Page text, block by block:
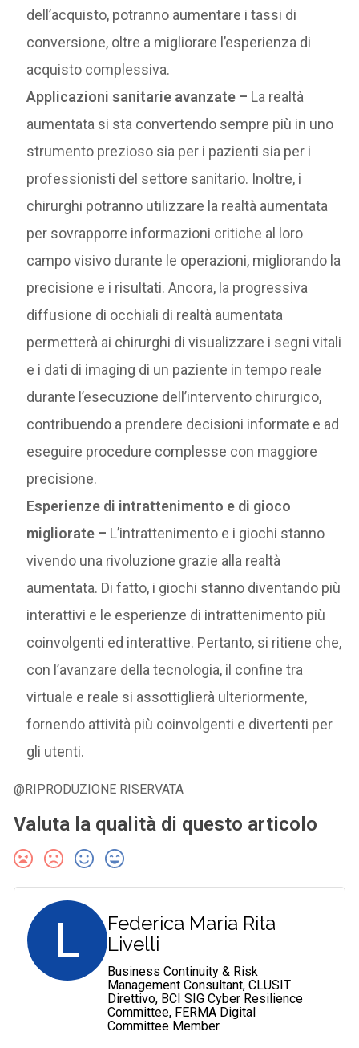
dell’acquisto, potranno aumentare i tassi di
conversione, oltre a migliorare l’esperienza di
acquisto complessiva.
Applicazioni sanitarie avanzate – La realtà
aumentata si sta convertendo sempre più in uno
strumento prezioso sia per i pazienti sia per i
professionisti del settore sanitario. Inoltre, i
chirurghi potranno utilizzare la realtà aumentata
per sovrapporre informazioni critiche al loro
campo visivo durante le operazioni, migliorando la
precisione e i risultati. Ancora, la progressiva
diffusione di occhiali di realtà aumentata
permetterà ai chirurghi di visualizzare i segni vitali
e i dati di imaging di un paziente in tempo reale
durante l’esecuzione dell’intervento chirurgico,
contribuendo a prendere decisioni informate e ad
eseguire procedure complesse con maggiore
precisione.
Esperienze di intrattenimento e di gioco
migliorate – L’intrattenimento e i giochi stanno
vivendo una rivoluzione grazie alla realtà
aumentata. Di fatto, i giochi stanno diventando più
interattivi e le esperienze di intrattenimento più
coinvolgenti ed interattive. Pertanto, si ritiene che,
con l’avanzare della tecnologia, il confine tra
virtuale e reale si assottiglierà ulteriormente,
fornendo attività più coinvolgenti e divertenti per
gli utenti.
@RIPRODUZIONE RISERVATA
Valuta la qualità di questo articolo
L
Federica Maria Rita
Livelli
Business Continuity & Risk
Management Consultant, CLUSIT
Direttivo, BCI SIG Cyber Resilience
Committee, FERMA Digital
Committee Member